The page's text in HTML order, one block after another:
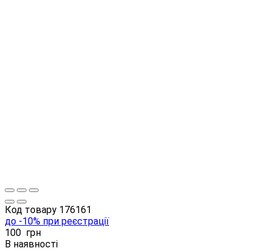
Код товару 176161
до -10% при реєстрації
100 грн
В наявності